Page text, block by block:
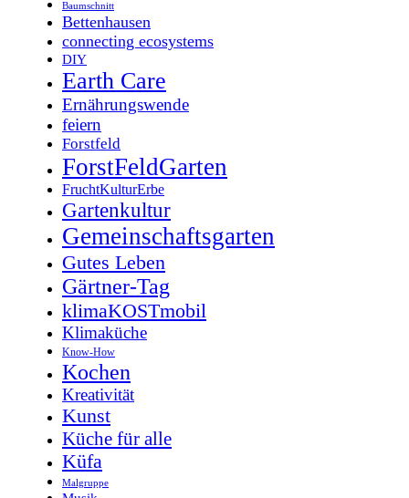
Baumschnitt
Bettenhausen
connecting ecosystems
DIY
Earth Care
Ernährungswende
feiern
Forstfeld
ForstFeldGarten
FruchtKulturErbe
Gartenkultur
Gemeinschaftsgarten
Gutes Leben
Gärtner-Tag
klimaKOSTmobil
Klimaküche
Know-How
Kochen
Kreativität
Kunst
Küche für alle
Küfa
Malgruppe